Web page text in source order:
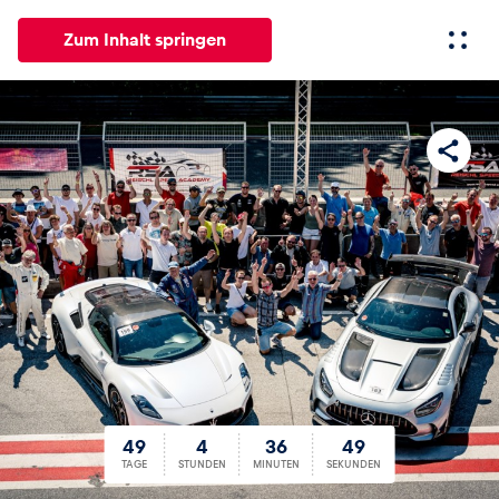
Zum Inhalt springen
Alle News Events Erlebnisse Seiten
News
Alle anzeigen
Events
Alle anzeigen
49
49
TAGE
4
4
STUNDEN
36
36
MINUTEN 49
48
SEKUNDEN